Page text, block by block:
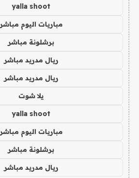
yalla shoot
مباريات اليوم مباشر
برشلونة مباشر
ريال مدريد مباشر
ريال مدريد مباشر
يلا شوت
yalla shoot
مباريات اليوم مباشر
برشلونة مباشر
ريال مدريد مباشر